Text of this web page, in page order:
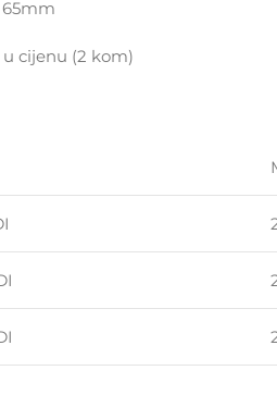
cijenu (2 kom)